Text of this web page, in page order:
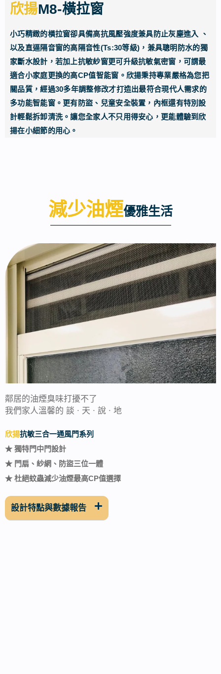
欣揚M8-橫拉窗
小巧精緻的橫拉窗卻具備高抗風壓強度兼具防止灰塵進入 、
以及直逼隔音窗的高隔音性(Ts:30等級)，兼具聰明防水的獨
家斷水設計，若加上抗敏紗窗更可升級抗敏氣密窗，可謂最
適合小家庭更換的高CP值智能窗。欣揚秉持專業嚴格為您把
關品質，經過30多年調整修改才打造出最符合現代人需求的
多功能智能窗。更有防盜、兒童安全裝置，內框還有特別設
計輕鬆拆卸清洗。讓您全家人不只用得安心，更能體驗到欣
揚在小細節的用心。
減少油煙優雅生活
鄰居的油煙臭味打擾不了
我們家人溫馨的 談 ∙ 天 ∙ 說 ∙ 地
欣揚抗敏三合一通風門系列
★ 獨特門中門設計
★ 門扇、紗網、防盜三位一體
★ 杜絕蚊蟲減少油煙最高CP值選擇
設計特點與數據報告